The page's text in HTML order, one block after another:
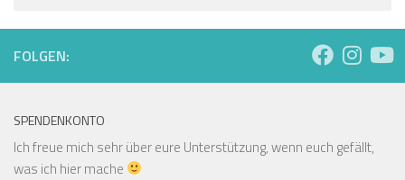
FOLGEN:
SPENDENKONTO
Ich freue mich sehr über eure Unterstützung, wenn euch gefällt,
was ich hier mache